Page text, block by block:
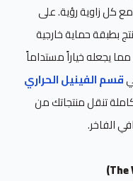
كل زاوية رؤية. على
بطبقة حماية خارجية
يجعله خياراً مستداماً
قسم الفينيل الحراري
تنقل منتجاتك من
الفاخر.